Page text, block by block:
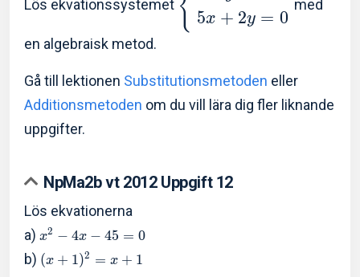
Lös ekvationssystemet
5x + 2y = 0
med
en algebraisk metod.
Gå till lektionen Substitutionsmetoden eller
Additionsmetoden om du vill lära dig fler liknande
uppgifter.
NpMa2b vt 2012 Uppgift 12
Lös ekvationerna
a) x2 − 4x − 45 = 0
b) (x + 1)2 = x + 1